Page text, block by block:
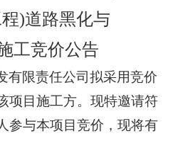
)道路黑化与
工竞价公告
有限责任公司拟采用竞价
项目 施工方。现特邀请符
参与本项目 竞价 ，现将有